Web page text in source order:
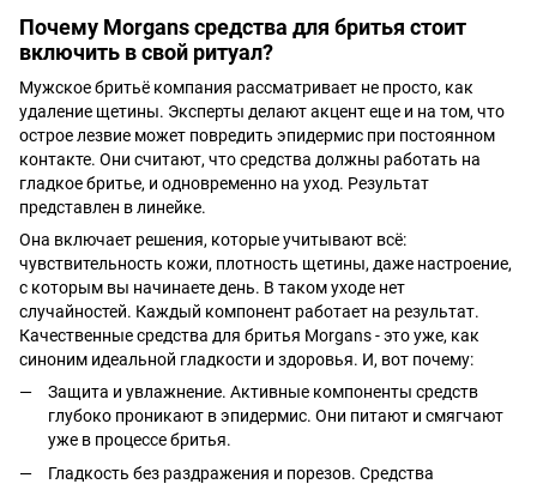
Почему Morgans средства для бритья стоит
включить в свой ритуал?
Мужское бритьё компания рассматривает не просто, как
удаление щетины. Эксперты делают акцент еще и на том, что
острое лезвие может повредить эпидермис при постоянном
контакте. Они считают, что средства должны работать на
гладкое бритье, и одновременно на уход. Результат
представлен в линейке.
Она включает решения, которые учитывают всё:
чувствительность кожи, плотность щетины, даже настроение,
с которым вы начинаете день. В таком уходе нет
случайностей. Каждый компонент работает на результат.
Качественные средства для бритья Morgans - это уже, как
синоним идеальной гладкости и здоровья. И, вот почему:
Защита и увлажнение. Активные компоненты средств
глубоко проникают в эпидермис. Они питают и смягчают
уже в процессе бритья.
Гладкость без раздражения и порезов. Средства